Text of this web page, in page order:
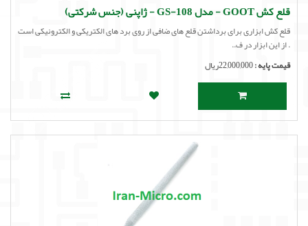
قلع کش GOOT - مدل GS-108 - ژاپنی (جنس شرکتی)
قلع کش ابزاری برای برداشتن قلع های ضافی از روی برد های الکتریکی و الکترونیکی است
. از این ابزار در ف..
قیمت پایه :22,000,000ریال